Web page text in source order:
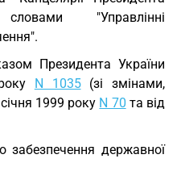
"Управлінні
Президента України
N 1035(зі змінами,
1999 року N 70 та від
забезпечення державної